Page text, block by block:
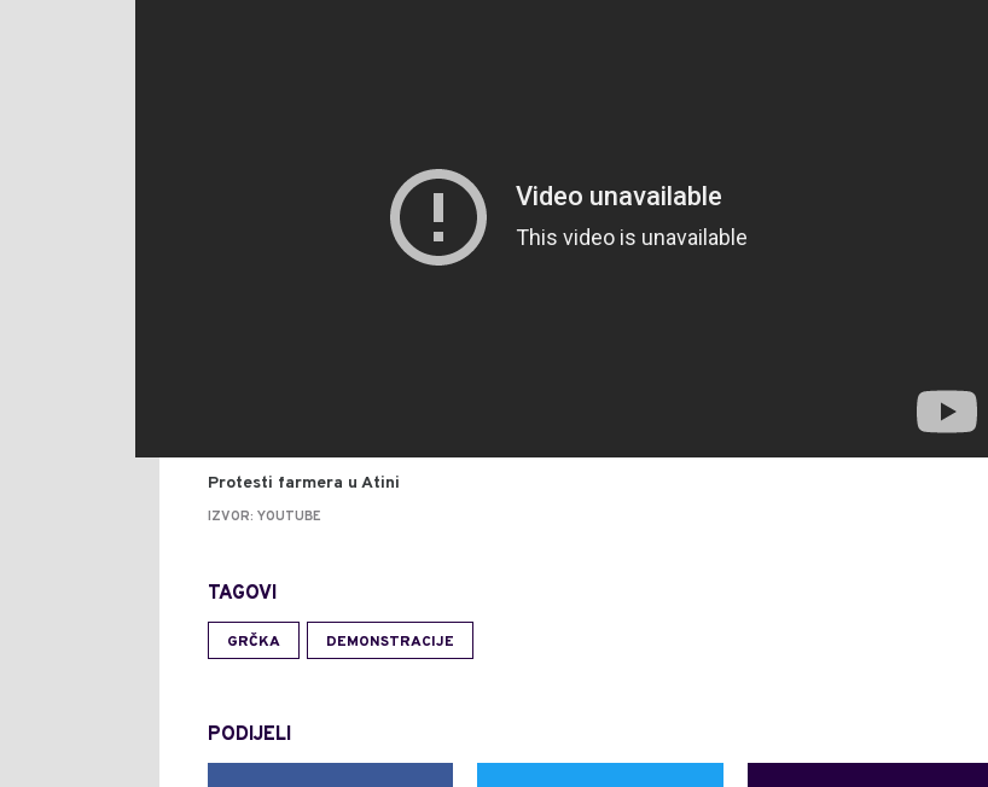
Protesti farmera u Atini
IZVOR: YOUTUBE
TAGOVI
GRČKA DEMONSTRACIJE
PODIJELI